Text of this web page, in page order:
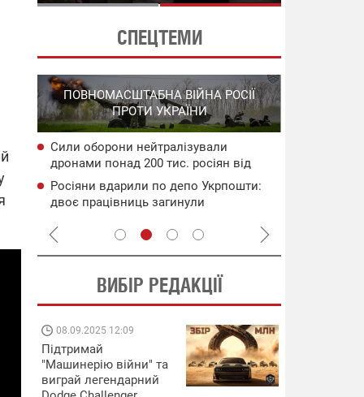
СПЕЦТЕМИ
ПОВНОМАСШТАБНА ВІЙНА РОСІЇ
ПРОТИ УКРАЇНИ
Сили оборони нейтралізували
дронами понад 200 тис. росіян від
початку року
Росіяни вдарили по депо Укрпошти:
двоє працівниць загинули
ВИБІР РЕДАКЦІЇ
08.09.2025 12:09
Підтримай
"Машинерію війни" та
виграй легендарний